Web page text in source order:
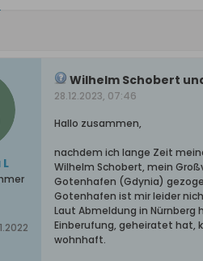
Wilhelm Schobert
28.12.2023, 07:46
Hallo zusammen,
nachdem ich lange Zeit
Wilhelm Schobert, mein
Gotenhafen (Gdynia)
Gotenhafen ist mir leider
Laut Abmeldung in Nürnberg
Einberufung, geheiratet hat,
wohnhaft.